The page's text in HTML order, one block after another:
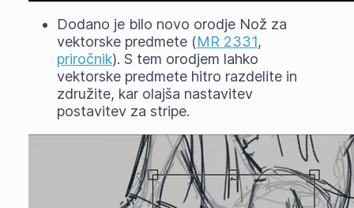
Dodano je bilo novo orodje Nož za
vektorske predmete (MR 2331,
priročnik). S tem orodjem lahko
vektorske predmete hitro razdelite in
združite, kar olajša nastavitev
postavitev za stripe.